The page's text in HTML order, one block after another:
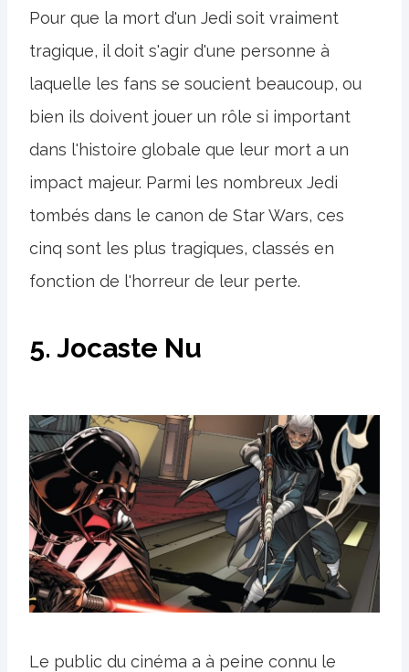
Pour que la mort d'un Jedi soit vraiment
tragique, il doit s'agir d'une personne à
laquelle les fans se soucient beaucoup, ou
bien ils doivent jouer un rôle si important
dans l'histoire globale que leur mort a un
impact majeur. Parmi les nombreux Jedi
tombés dans le canon de Star Wars, ces
cinq sont les plus tragiques, classés en
fonction de l'horreur de leur perte.
5. Jocaste Nu
Le public du cinéma a à peine connu le